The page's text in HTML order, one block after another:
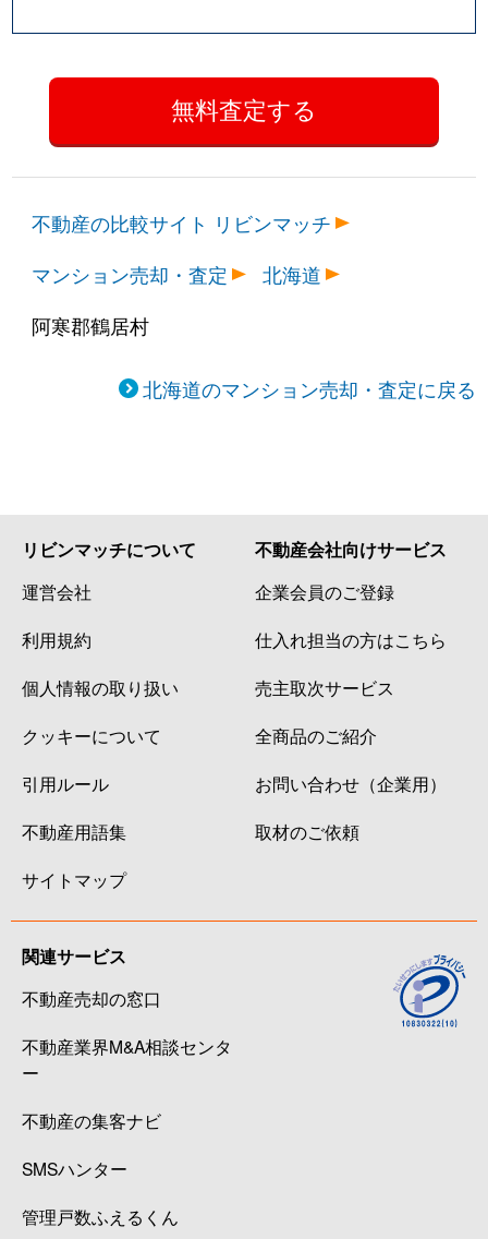
不動産の比較サイト リビンマッチ
マンション売却・査定
北海道
阿寒郡鶴居村
北海道のマンション売却・査定に戻る
リビンマッチについて
運営会社
利用規約
個人情報の取り扱い
クッキーについて
引用ルール
不動産用語集
サイトマップ
不動産会社向けサービス
企業会員のご登録
仕入れ担当の方はこちら
売主取次サービス
全商品のご紹介
お問い合わせ（企業用）
取材のご依頼
関連サービス
不動産売却の窓口
不動産業界M&A相談センタ
ー
不動産の集客ナビ
SMSハンター
管理戸数ふえるくん